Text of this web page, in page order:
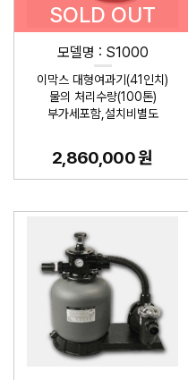
SOLD OUT
모델명 : S1000
이막스 대형여과기(41인치)
물의 처리수량(100톤)
부가세포함,설치비별도
2,860,000 원